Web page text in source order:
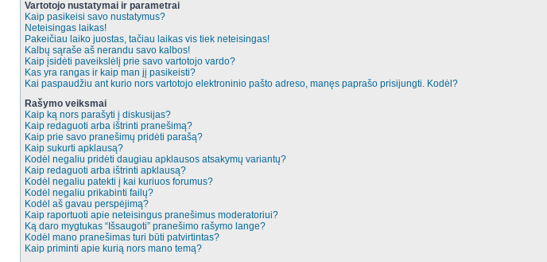
Vartotojo nustatymai ir parametrai
Kaip pasikeisi savo nustatymus?
Neteisingas laikas!
Pakeičiau laiko juostas, tačiau laikas vis tiek neteisingas!
Kalbų sąraše aš nerandu savo kalbos!
Kaip įsidėti paveikslėlį prie savo vartotojo vardo?
Kas yra rangas ir kaip man jį pasikeisti?
Kai paspaudžiu ant kurio nors vartotojo elektroninio pašto adreso, manęs paprašo prisijungti. Kodėl?
Rašymo veiksmai
Kaip ką nors parašyti į diskusijas?
Kaip redaguoti arba ištrinti pranešimą?
Kaip prie savo pranešimų pridėti parašą?
Kaip sukurti apklausą?
Kodėl negaliu pridėti daugiau apklausos atsakymų variantų?
Kaip redaguoti arba ištrinti apklausą?
Kodėl negaliu patekti į kai kuriuos forumus?
Kodėl negaliu prikabinti failų?
Kodėl aš gavau perspėjimą?
Kaip raportuoti apie neteisingus pranešimus moderatoriui?
Ką daro mygtukas “Išsaugoti” pranešimo rašymo lange?
Kodėl mano pranešimas turi būti patvirtintas?
Kaip priminti apie kurią nors mano temą?